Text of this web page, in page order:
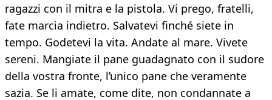
ragazzi con il mitra e la pistola. Vi prego, fratelli,
fate marcia indietro. Salvatevi finché siete in
tempo. Godetevi la vita. Andate al mare. Vivete
sereni. Mangiate il pane guadagnato con il sudore
della vostra fronte, l’unico pane che veramente
sazia. Se li amate, come dite, non condannate a